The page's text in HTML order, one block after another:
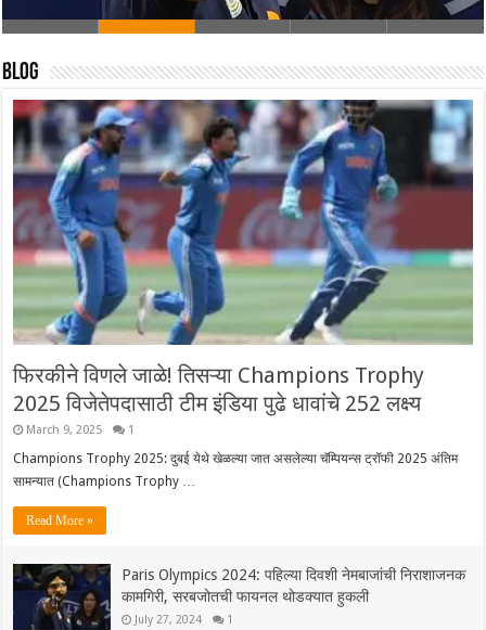
Blog
फिरकीने विणले जाळे! तिसऱ्या Champions Trophy
2025 विजेतेपदासाठी टीम इंडिया पुढे धावांचे 252 लक्ष्य
March 9, 2025 1
Champions Trophy 2025: दुबई येथे खेळल्या जात असलेल्या चॅम्पियन्स ट्रॉफी 2025 अंतिम
सामन्यात (Champions Trophy …
Read More »
Paris Olympics 2024: पहिल्या दिवशी नेमबाजांची निराशाजनक
कामगिरी, सरबजोतची फायनल थोडक्यात हुकली
July 27, 2024 1